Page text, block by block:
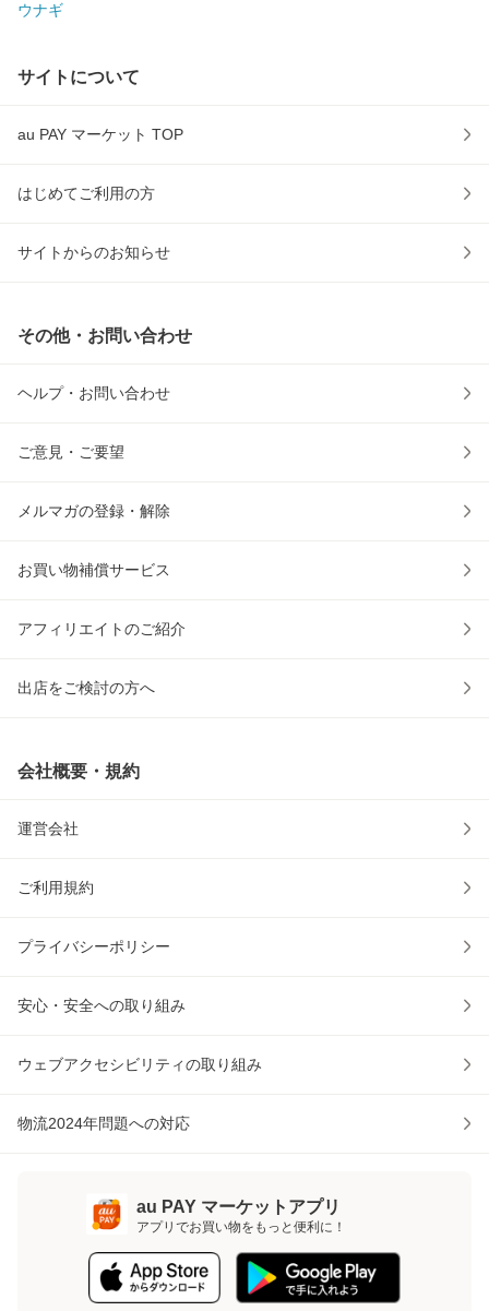
ウナギ
サイトについて
au PAY マーケット TOP
はじめてご利用の方
サイトからのお知らせ
その他・お問い合わせ
ヘルプ・お問い合わせ
ご意見・ご要望
メルマガの登録・解除
お買い物補償サービス
アフィリエイトのご紹介
出店をご検討の方へ
会社概要・規約
運営会社
ご利用規約
プライバシーポリシー
安心・安全への取り組み
ウェブアクセシビリティの取り組み
物流2024年問題への対応
au PAY マーケットアプリ
アプリでお買い物をもっと便利に！